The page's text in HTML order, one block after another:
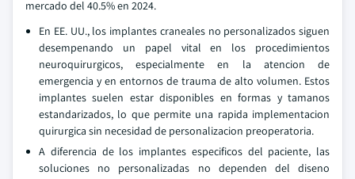
mercado del 40.5% en 2024.
En EE. UU., los implantes craneales no personalizados siguen
desempenando un papel vital en los procedimientos
neuroquirurgicos, especialmente en la atencion de
emergencia y en entornos de trauma de alto volumen. Estos
implantes suelen estar disponibles en formas y tamanos
estandarizados, lo que permite una rapida implementacion
quirurgica sin necesidad de personalizacion preoperatoria.
A diferencia de los implantes especificos del paciente, las
soluciones no personalizadas no dependen del diseno